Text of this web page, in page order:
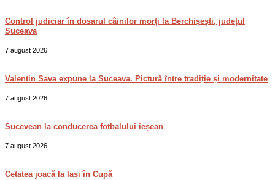
Control judiciar în dosarul câinilor morți la Berchișești, județul
Suceava
7 august 2026
Valentin Sava expune la Suceava. Pictură între tradiție și modernitate
7 august 2026
Sucevean la conducerea fotbalului ieșean
7 august 2026
Cetatea joacă la Iași în Cupă